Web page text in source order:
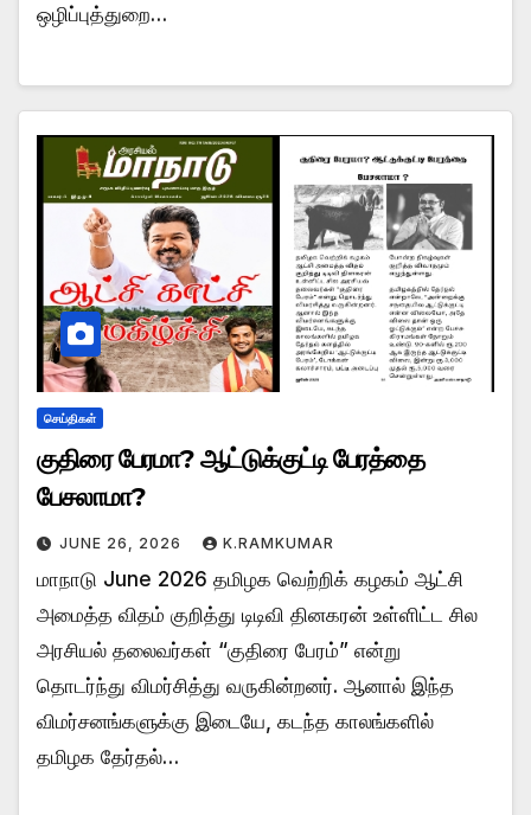
ஒழிப்புத்துறை…
செய்திகள்
குதிரை பேரமா? ஆட்டுக்குட்டி பேரத்தை
பேசலாமா?
JUNE 26, 2026 K.RAMKUMAR
மாநாடு June 2026 தமிழக வெற்றிக் கழகம் ஆட்சி
அமைத்த விதம் குறித்து டிடிவி தினகரன் உள்ளிட்ட சில
அரசியல் தலைவர்கள் “குதிரை பேரம்” என்று
தொடர்ந்து விமர்சித்து வருகின்றனர். ஆனால் இந்த
விமர்சனங்களுக்கு இடையே, கடந்த காலங்களில்
தமிழக தேர்தல்…